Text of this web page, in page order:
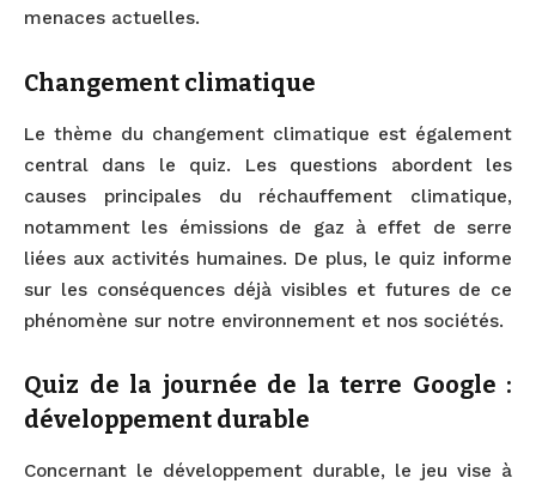
menaces actuelles.
Changement climatique
Le thème du changement climatique est également
central dans le quiz. Les questions abordent les
causes principales du réchauffement climatique,
notamment les émissions de gaz à effet de serre
liées aux activités humaines. De plus, le quiz informe
sur les conséquences déjà visibles et futures de ce
phénomène sur notre environnement et nos sociétés.
Quiz de la journée de la terre Google :
développement durable
Concernant le développement durable, le jeu vise à